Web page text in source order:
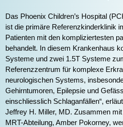
Das Phoenix Children’s Hospital
ist die primäre Referenzkinderklinik
Patienten mit den kompliziertesten
behandelt. In diesem Krankenhaus
Systeme und zwei 1.5T Systeme
Referenzzentrum für komplexe
neurologischen Systems,
Gehirntumoren, Epilepsie und
einschliesslich Schlaganfällen“,
Jeffrey H. Miller, MD. Zusammen
MRT-Abteilung, Amber Pokorney,